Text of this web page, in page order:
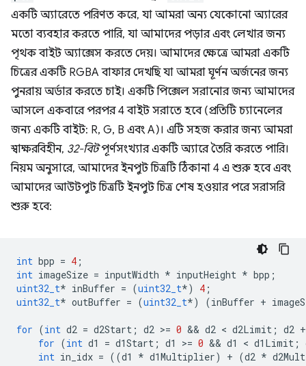
একটি অ্যারেতে পরিণত করে, যা আমরা অন্য যেকোনো অ্যারের
মতো ব্যবহার করতে পারি, যা আমাদের পড়ার এবং লেখার জন্য
পৃথক বাইট অ্যাক্সেস করতে দেয়। আমাদের ক্ষেত্রে আমরা একটি
চিত্রের একটি RGBA বাফার দেখছি যা আমরা ঘূর্ণন অর্জনের জন্য
পুনরায় অর্ডার করতে চাই। একটি পিক্সেল সরানোর জন্য আমাদের
আসলে একবারে পরপর 4 বাইট সরাতে হবে (প্রতিটি চ্যানেলের
জন্য একটি বাইট: R, G, B এবং A)। এটি সহজ করার জন্য আমরা
স্বাক্ষরবিহীন, 32-বিটপূর্ণসংখ্যার একটি অ্যারে তৈরি করতে পারি।
নিয়ম অনুসারে, আমাদের ইনপুট চিত্রটি ঠিকানা 4 এ শুরু হবে এবং
আমাদের আউটপুট চিত্রটি ইনপুট চিত্র শেষ হওয়ার পরে সরাসরি
শুরু হবে:
int bpp = 4 ;
int imageSize = inputWidth * inputHeight * bpp ;
uint32_t* inBuffer = (uint32_t*) 4 ;
uint32_t* outBuffer = (uint32_t*) (inBuffer +
for (int d2 = d2Start ; d2 >= 0 && d2 < d2Limit ; d2
for (int d1 = d1Start ; d1 >= 0 && d1 < d1Limit ;
int in_idx = ((d1 * d1Multiplier) + (d2 *